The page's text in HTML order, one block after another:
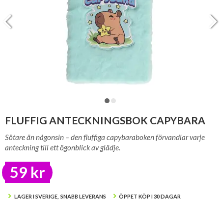
FLUFFIG ANTECKNINGSBOK CAPYBARA
Sötare än någonsin – den fluffiga capybaraboken förvandlar varje
anteckning till ett ögonblick av glädje.
59 kr
LAGER I SVERIGE, SNABB LEVERANS ÖPPET KÖP I 30 DAGAR